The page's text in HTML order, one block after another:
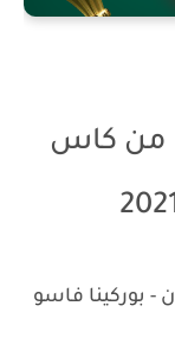
من كاس